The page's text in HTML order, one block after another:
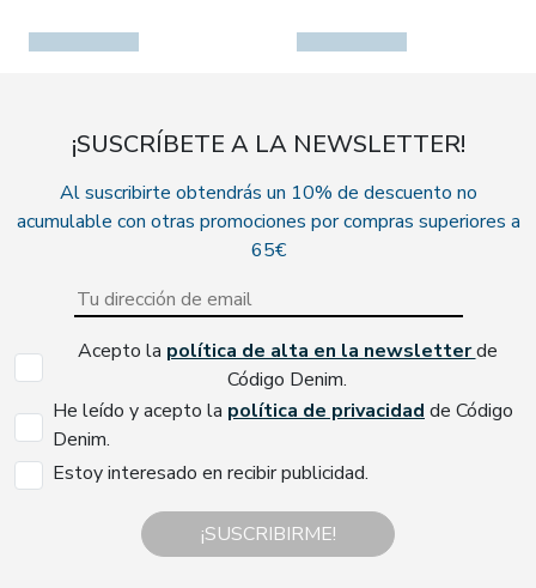
¡SUSCRÍBETE A LA NEWSLETTER!
Al suscribirte obtendrás un 10% de descuento no
acumulable con otras promociones por compras superiores a
65€
Acepto la política de alta en la newsletterde
Código Denim.
He leído y acepto la política de privacidadde Código
Denim.
Estoy interesado en recibir publicidad.
¡SUSCRIBIRME!